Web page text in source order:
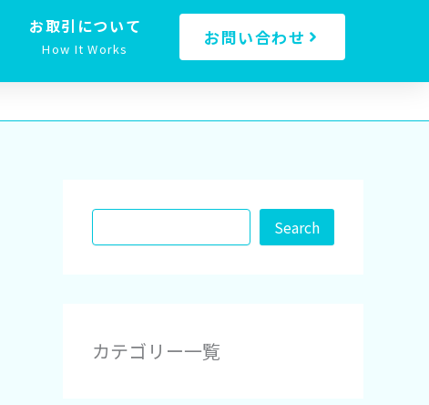
お取引について
How It Works
お問い合わせ
索
Search
カテゴリー一覧